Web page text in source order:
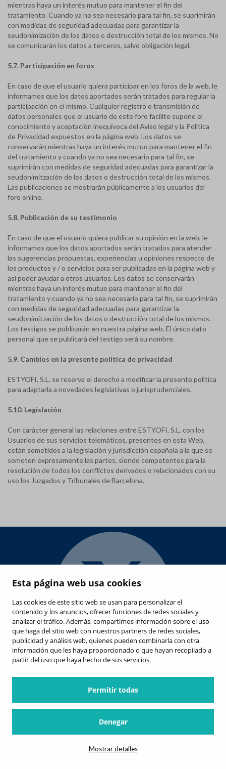
Esta página web usa cookies
Las cookies de este sitio web se usan para personalizar el
contenido y los anuncios, ofrecer funciones de redes sociales y
analizar el tráfico. Además, compartimos información sobre el uso
que haga del sitio web con nuestros partners de redes sociales,
publicidad y análisis web, quienes pueden combinarla con otra
información que les haya proporcionado o que hayan recopilado a
partir del uso que haya hecho de sus servicios.
Permitir todas
Denegar
Mostrar detalles
mientras haya un interés mutuo para mantener el fin del
tratamiento. Cuando ya no sea necesario para tal fin, se suprimirán
con medidas de seguridad adecuadas para garantizar la
seudonimización de los datos o destrucción total de los mismos. No
se comunicarán los datos a terceros, salvo obligación legal.
5.7. Participación en foros
En caso de que el usuario quiera participar en los foros de la web, le
informamos que los datos aportados serán tratados para regular la
participación en el mismo. Cualquier registro o transmisión de
datos personales que el usuario de este foro facilite supone el
conocimiento y aceptación inequívoca del Aviso legal y la Política
de Privacidad expuestos en la página web. Los datos se
conservarán mientras haya un interés mutuo para mantener el fin
del tratamiento y cuando ya no sea necesario para tal fin, se
suprimirán con medidas de seguridad adecuadas para garantizar la
seudonimitzación de los datos o destrucción total de los mismos.
Las publicaciones se mostrarán públicamente a los usuarios del
foro online.
5.8. Publicación de su testimonio
En caso de que el usuario quiera publicar su opinión en la web, le
informamos que los datos aportados serán tratados para atender
las sugerencias propuestas, experiencias u opiniones respecto de
los productos y / o servicios para ser publicadas en la página web y
así poder ayudar a otros usuarios. Los datos se conservarán
mientras haya un interés mutuo para mantener el fin del
tratamiento y cuando ya no sea necesario para tal fin, se suprimirán
con medidas de seguridad adecuadas para garantizar la
seudonimitzación de los datos o destrucción total de los mismos.
Los testigos se publicarán en nuestra página web. El único dato
personal que se publicará del testigo será su nombre.
5.9. Cambios en la presente política de privacidad
ESTYOFI, S.L. se reserva el derecho a modificar la presente política
para adaptarla a novedades legislativas o jurisprudenciales.
5.10. Legislación
Con carácter general las relaciones entre ESTYOFI, S.L. con los
Usuarios de sus servicios telemáticos, presentes en esta Web,
están sometidos a la legislación y jurisdicción española a la que se
someten expresamente las partes, siendo competentes para la
resolución de todos los conflictos derivados o relacionados con su
uso los Juzgados y Tribunales de Barcelona.